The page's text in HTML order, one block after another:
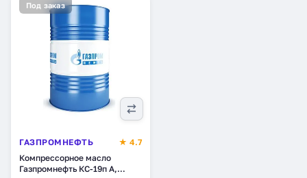
Под заказ
ГАЗПРОМНЕФТЬ
★ 4.7
Компрессорное масло
Газпромнефть КС-19п А,